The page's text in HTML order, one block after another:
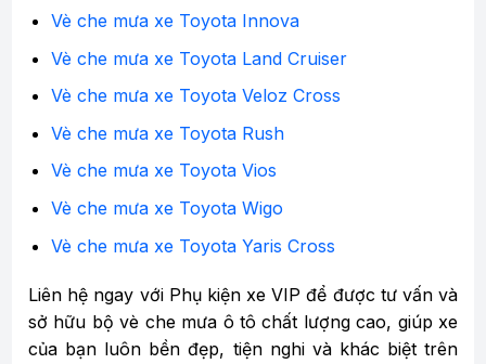
Vè che mưa xe Toyota Innova
Vè che mưa xe Toyota Land Cruiser
Vè che mưa xe Toyota Veloz Cross
Vè che mưa xe Toyota Rush
Vè che mưa xe Toyota Vios
Vè che mưa xe Toyota Wigo
Vè che mưa xe Toyota Yaris Cross
Liên hệ ngay với Phụ kiện xe VIP để được tư vấn và
sở hữu bộ vè che mưa ô tô chất lượng cao, giúp xe
của bạn luôn bền đẹp, tiện nghi và khác biệt trên